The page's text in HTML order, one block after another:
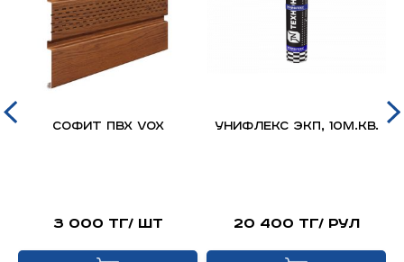
Софит ПВХ VOX
3 000 тг/ шт
Унифлекс ЭКП, 10м.кв.
20 400 тг/ рул